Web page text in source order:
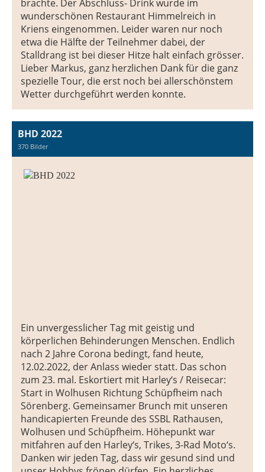
brachte. Der Abschluss- Drink wurde im
wunderschönen Restaurant Himmelreich in
Kriens eingenommen. Leider waren nur noch
etwa die Hälfte der Teilnehmer dabei, der
Stalldrang ist bei dieser Hitze halt einfach grösser.
Lieber Markus, ganz herzlichen Dank für die ganz
spezielle Tour, die erst noch bei allerschönstem
Wetter durchgeführt werden konnte.
BHD 2022
370 Bilder
Ein unvergesslicher Tag mit geistig und
körperlichen Behinderungen Menschen. Endlich
nach 2 Jahre Corona bedingt, fand heute,
12.02.2022, der Anlass wieder statt. Das schon
zum 23. mal. Eskortiert mit Harley‘s / Reisecar:
Start in Wolhusen Richtung Schüpfheim nach
Sörenberg. Gemeinsamer Brunch mit unseren
handicapierten Freunde des SSBL Rathausen,
Wolhusen und Schüpfheim. Höhepunkt war
mitfahren auf den Harley‘s, Trikes, 3-Rad Moto‘s.
Danken wir jeden Tag, dass wir gesund sind und